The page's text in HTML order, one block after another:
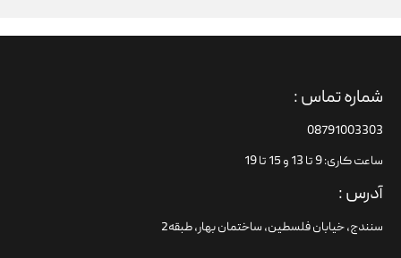
شماره تماس :
08791003303
ساعت کاری: 9 تا 13 و 15 تا 19
آدرس :
سنندج، خیابان فلسطین،‌ ساختمان بهار، طبقه2